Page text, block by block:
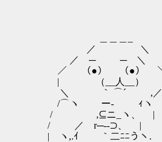
／ ＼
／ ─ ─ ＼ 絶
／ （●） （●
| （__人__
＼ ｀ ⌒´ ,／
/⌒ヽ ー‐ ｨヽ
/ ,⊆ニ_ヽ、 |
/ ／ r─--⊃、 |
| ヽ,.ｲ ｀二ﾆﾆうヽ. |